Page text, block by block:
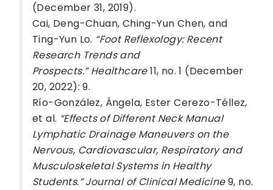
(December 31, 2019).
Cai, Deng-Chuan, Ching-Yun Chen, and
Ting-Yun Lo. “Foot Reflexology: Recent
Research Trends and
Prospects.” Healthcare11, no. 1 (December
20, 2022): 9.
Río-González, Ángela, Ester Cerezo-Téllez,
et al. “Effects of Different Neck Manual
Lymphatic Drainage Maneuvers on the
Nervous, Cardiovascular, Respiratory and
Musculoskeletal Systems in Healthy
Students.” Journal of Clinical Medicine9, no.